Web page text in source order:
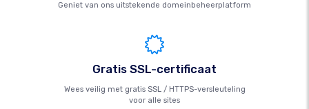
Geniet van ons uitstekende domeinbeheerplatform
Gratis SSL-certificaat
Wees veilig met gratis SSL / HTTPS-versleuteling
voor alle sites